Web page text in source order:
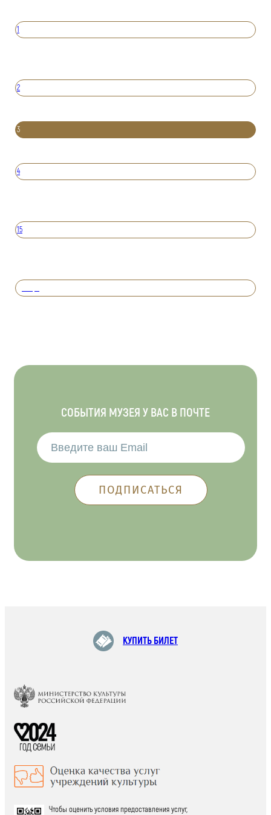
1
2
3
4
15
СОБЫТИЯ МУЗЕЯ У ВАС В ПОЧТЕ
КУПИТЬ БИЛЕТ
Чтобы оценить условия предоставления услуг,